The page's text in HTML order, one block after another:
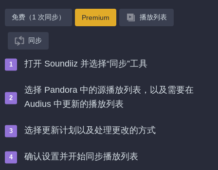
免费（1 次同步） Premium 播放列表
同步
打开 Soundiiz 并选择“同步”工具
选择 Pandora 中的源播放列表，以及需要在
Audius 中更新的播放列表
选择更新计划以及处理更改的方式
确认设置并开始同步播放列表